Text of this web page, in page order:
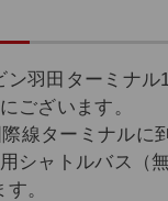
ン羽田ターミナル
ございます。
線ターミナルに
シャトルバス（
。